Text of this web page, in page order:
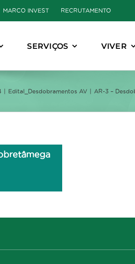
MARCO INVEST RECRUTAMENTO
SERVIÇOS VIVER
Edital_Desdobramentos AV AR-3 –